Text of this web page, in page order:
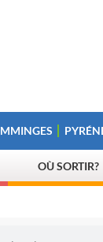
OÙ SORTIR?